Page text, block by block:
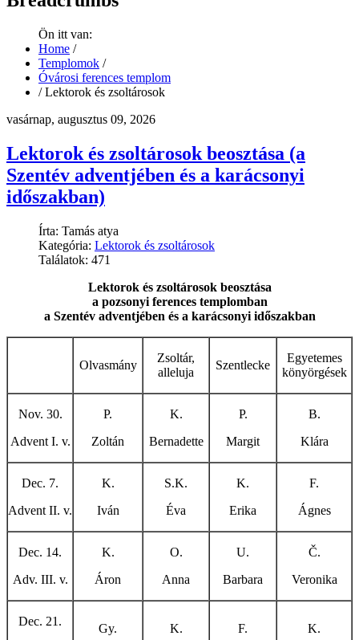
Ön itt van:
Home /
Templomok /
Óvárosi ferences templom
/ Lektorok és zsoltárosok
vasárnap, augusztus 09, 2026
Lektorok és zsoltárosok beosztása (a
Szentév adventjében és a karácsonyi
időszakban)
Írta: Tamás atya
Kategória: Lektorok és zsoltárosok
Találatok: 471
Lektorok és zsoltárosok beosztása
a pozsonyi ferences templomban
a Szentév adventjében és a karácsonyi időszakban
Olvasmány
Zsoltár,
alleluja
Szentlecke
Egyetemes
könyörgések
Nov. 30.
Advent I. v.
P.
Zoltán
K.
Bernadette
P.
Margit
B.
Klára
Dec. 7.
Advent II. v.
K.
Iván
S.K.
Éva
K.
Erika
F.
Ágnes
Dec. 14.
Adv. III. v.
K.
Áron
O.
Anna
U.
Barbara
Č.
Veronika
Dec. 21.
Gy.
K.
F.
K.